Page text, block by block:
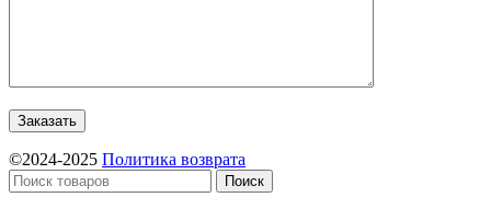
©2024-2025 Политика возврата
Поиск